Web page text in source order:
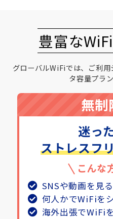
豊富な
グローバルWiFiでは、ご利
タ容量プラ
無制
迷っ
ストレスフ
こんな
SNSや動画を見
何人かでWiFiを
海外出張でWiFi